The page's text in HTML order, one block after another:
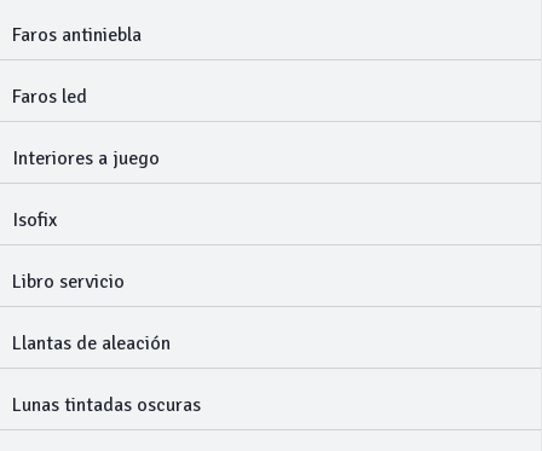
Faros antiniebla
Faros led
Interiores a juego
Isofix
Libro servicio
Llantas de aleación
Lunas tintadas oscuras